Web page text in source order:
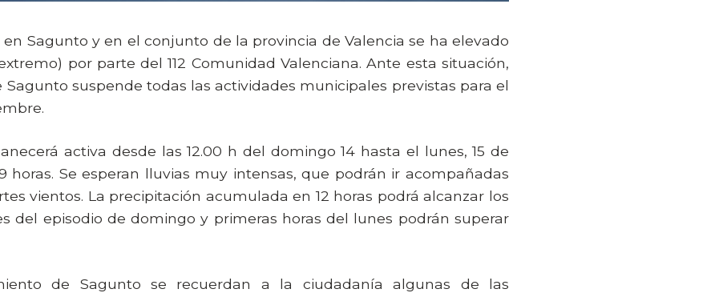
Sagunto y en el conjunto de la provincia de Valencia se ha elevado
por parte del 112 Comunidad Valenciana. Ante esta situación,
suspende todas las actividades municipales previstas para el
activa desde las 12.00 h del domingo 14 hasta el lunes, 15 de
horas. Se esperan lluvias muy intensas, que podrán ir acompañadas
vientos. La precipitación acumulada en 12 horas podrá alcanzar los
del episodio de domingo y primeras horas del lunes podrán superar
de Sagunto se recuerdan a la ciudadanía algunas de las